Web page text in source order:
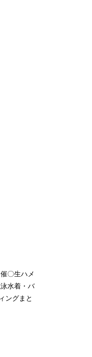
〇生ハメ
水着・バ
ングまと